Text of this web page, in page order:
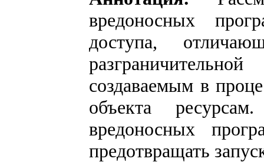
вредоносных
доступа,
создаваемым в
объекта
вредоносных
предотвращать